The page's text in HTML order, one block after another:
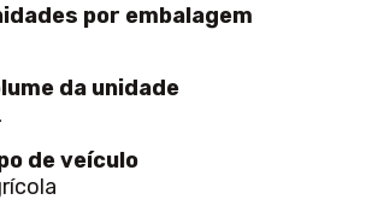
por embalagem
da unidade
de veículo